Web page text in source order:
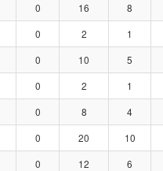
0 16 8
0 2 1
0 10 5
0 2 1
0 8 4
0 20 10
0 12 6